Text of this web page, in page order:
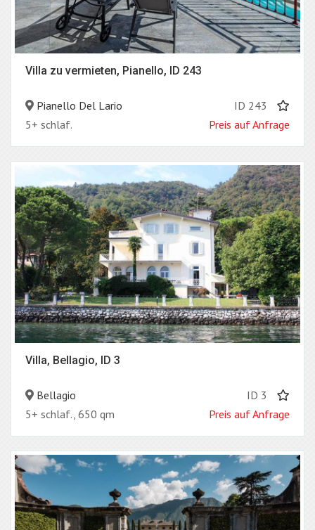
Villa zu vermieten, Pianello, ID 243
Pianello Del Lario
ID 243
5+ schlaf.
Preis auf Anfrage
Villa, Bellagio, ID 3
Bellagio
ID 3
5+ schlaf., 650 qm
Preis auf Anfrage